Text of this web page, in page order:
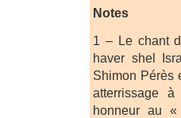
Notes
1 – Le chant
haver shel
Shimon Pérès
atterrissage
honneur au